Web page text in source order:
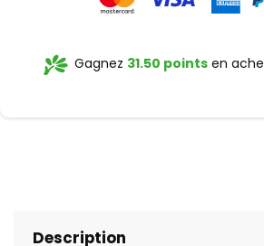
Gagnez 31.50 points en
Description